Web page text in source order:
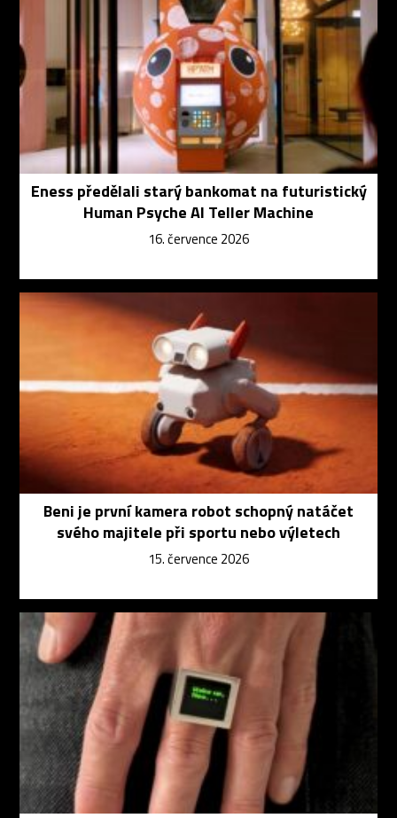
Eness předělali starý bankomat na futuristický
Human Psyche AI Teller Machine
16. července 2026
Beni je první kamera robot schopný natáčet
svého majitele při sportu nebo výletech
15. července 2026